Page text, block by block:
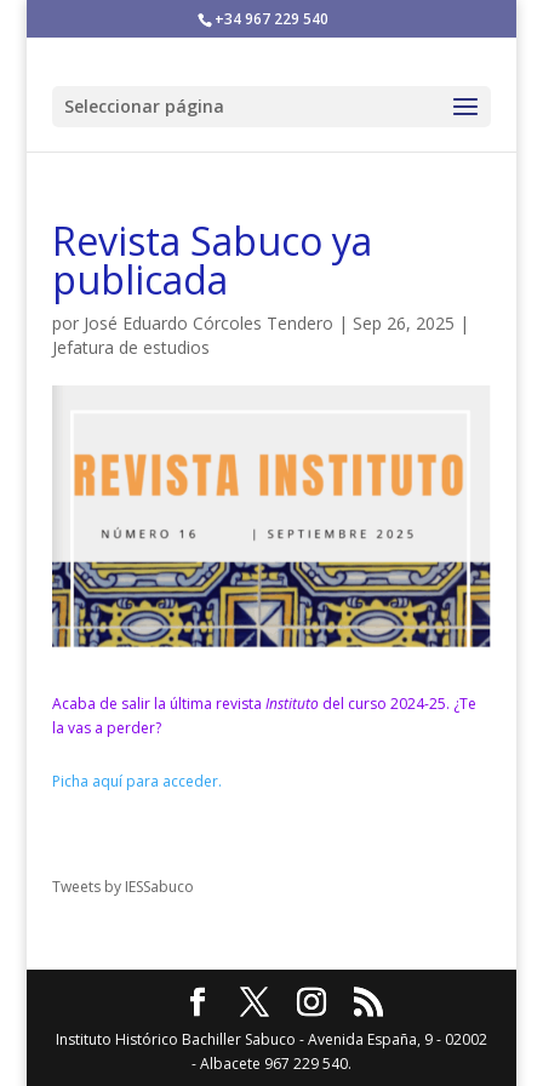
+34 967 229 540
Seleccionar página
Revista Sabuco ya
publicada
por José Eduardo Córcoles Tendero | Sep 26, 2025 |
Jefatura de estudios
Acaba de salir la última revista Instituto del curso 2024-25. ¿Te
la vas a perder?
Picha aquí para acceder.
Tweets by IESSabuco
Instituto Histórico Bachiller Sabuco - Avenida España, 9 - 02002
- Albacete 967 229 540.